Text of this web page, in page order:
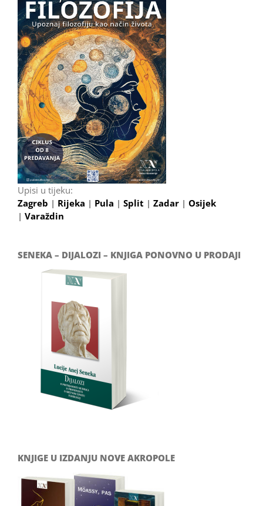
Upisi u tijeku:
Zagreb | Rijeka | Pula | Split | Zadar | Osijek
| Varaždin
SENEKA – DIJALOZI – KNJIGA PONOVNO U PRODAJI
KNJIGE U IZDANJU NOVE AKROPOLE